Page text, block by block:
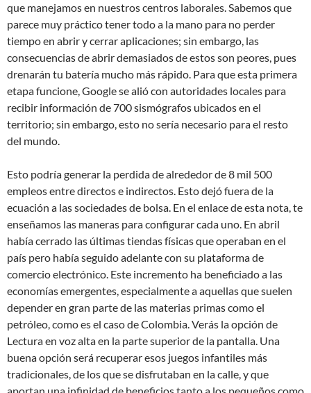
que manejamos en nuestros centros laborales. Sabemos que
parece muy práctico tener todo a la mano para no perder
tiempo en abrir y cerrar aplicaciones; sin embargo, las
consecuencias de abrir demasiados de estos son peores, pues
drenarán tu batería mucho más rápido. Para que esta primera
etapa funcione, Google se alió con autoridades locales para
recibir información de 700 sismógrafos ubicados en el
territorio; sin embargo, esto no sería necesario para el resto
del mundo.
Esto podría generar la perdida de alrededor de 8 mil 500
empleos entre directos e indirectos. Esto dejó fuera de la
ecuación a las sociedades de bolsa. En el enlace de esta nota, te
enseñamos las maneras para configurar cada uno. En abril
había cerrado las últimas tiendas físicas que operaban en el
país pero había seguido adelante con su plataforma de
comercio electrónico. Este incremento ha beneficiado a las
economías emergentes, especialmente a aquellas que suelen
depender en gran parte de las materias primas como el
petróleo, como es el caso de Colombia. Verás la opción de
Lectura en voz alta en la parte superior de la pantalla. Una
buena opción será recuperar esos juegos infantiles más
tradicionales, de los que se disfrutaban en la calle, y que